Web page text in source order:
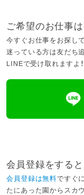
ご希望のお仕事
今すぐお仕事をお探し
迷っている方は友だち
LINEで受け取れますよ！
会員登録をする
会員登録は無料ですぐ
たにあった園からスカ